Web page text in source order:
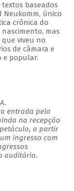
baseados
Neukomm, único
crônica do
nascimento, mas
viveu no
de câmara e
e popular.
entrada pela
na recepção
a partir
ingresso com
auditório.